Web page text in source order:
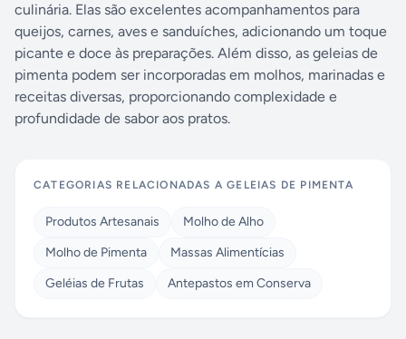
culinária. Elas são excelentes acompanhamentos para
queijos, carnes, aves e sanduíches, adicionando um toque
picante e doce às preparações. Além disso, as geleias de
pimenta podem ser incorporadas em molhos, marinadas e
receitas diversas, proporcionando complexidade e
profundidade de sabor aos pratos.
CATEGORIAS RELACIONADAS AGELEIAS DE PIMENTA
Produtos Artesanais
Molho de Alho
Molho de Pimenta
Massas Alimentícias
Geléias de Frutas
Antepastos em Conserva